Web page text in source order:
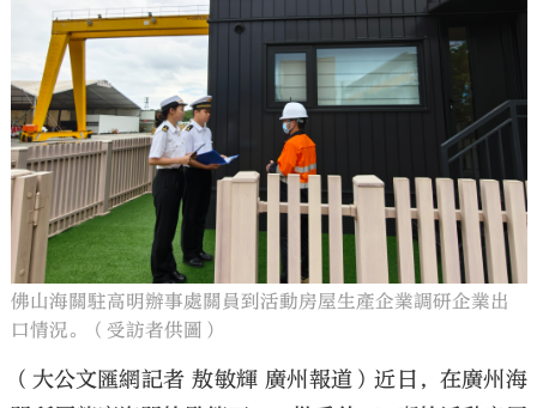
大公文匯
佛山海關駐高明辦事處關員到活動房屋生產企業調研企業出
口情況。（受訪者供圖）
（大公文匯網記者 敖敏輝 廣州報道）近日，在廣州海